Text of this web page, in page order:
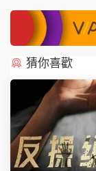
猜你喜歡